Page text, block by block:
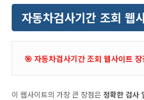
자동차검사기간 조회 웹
🎯 자동차검사기간 조회 웹사이트
이 웹사이트의 가장 큰 장점은 정확한 검사